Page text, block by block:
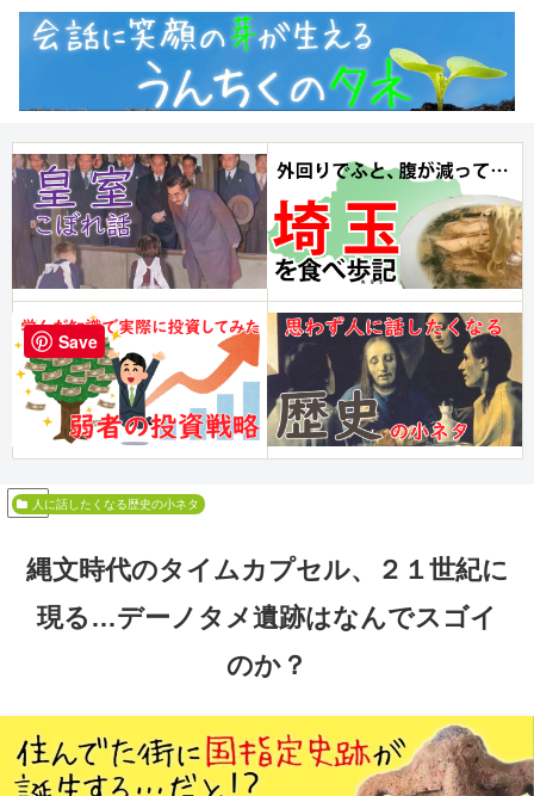
PR
縄文時代のタイムカプセル、２１世紀に
現る…デーノタメ遺跡はなんでスゴイ
のか？
人に話したくなる歴史の小ネタ
Save